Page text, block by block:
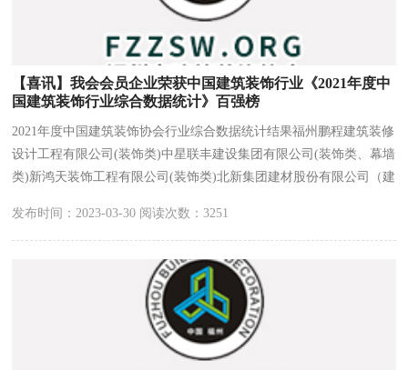
【喜讯】我会会员企业荣获中国建筑装饰行业《2021年度中
国建筑装饰行业综合数据统计》百强榜
2021年度中国建筑装饰协会行业综合数据统计结果福州鹏程建筑装修
设计工程有限公司(装饰类)中星联丰建设集团有限公司(装饰类、幕墙
类)新鸿天装饰工程有限公司(装饰类)北新集团建材股份有限公司（建
发布时间：2023-03-30 阅读次数：3251